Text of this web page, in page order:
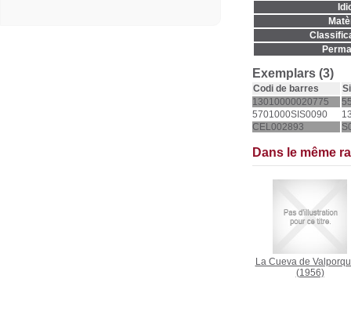
Exemplars (3)
Codi de barres
13010000020775
5701000SIS0090
CEL002893
Dans le même
La Cueva de
(1956)